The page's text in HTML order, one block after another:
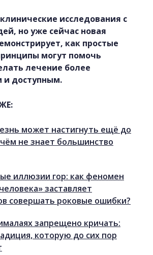
исследования с
но уже сейчас новая
как простые
могут помочь
лечение более
доступным.
может настигнуть ещё до
не знает большинство
иллюзии гор: как феномен
заставляет
совершать роковые ошибки?
запрещено кричать:
которую до сих пор